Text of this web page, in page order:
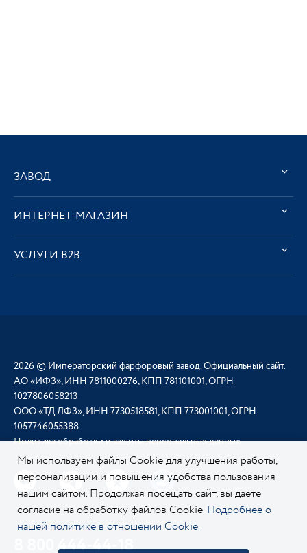
ЗАВОД
ИНТЕРНЕТ-МАГАЗИН
УСЛУГИ В2В
2026 © Императорский фарфоровый завод. Официальный сайт.
АО «ИФЗ», ИНН 7811000276, КПП 781101001, ОГРН
1027806058213
ООО «ТД ЛФЗ», ИНН 7730518581, КПП 773001001, ОГРН
1057746055388
Политика обработки и защиты персональных данных
8 800 444-44-18
Мы используем файлы Cookie для улучшения работы,
персонализации и повышения удобства пользования
нашим сайтом. Продолжая посещать сайт, вы даете
согласие на обработку файлов Cookie. Подробнее о
нашей политике в отношении Cookie.